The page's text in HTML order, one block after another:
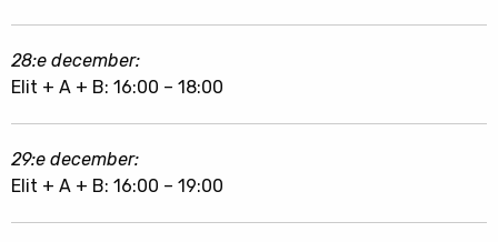
28:e december:
Elit + A + B: 16:00 – 18:00
29:e december:
Elit + A + B: 16:00 – 19:00